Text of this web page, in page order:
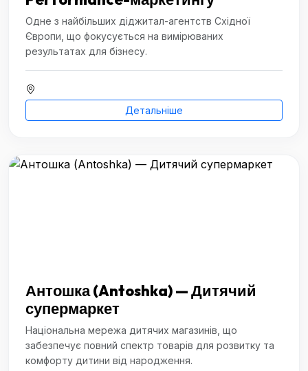
Одне з найбільших діджитал-агентств Східної
Європи, що фокусується на вимірюваних
результатах для бізнесу.
Детальніше
Антошка (Antoshka) — Дитячий
супермаркет
Національна мережа дитячих магазинів, що
забезпечує повний спектр товарів для розвитку та
комфорту дитини від народження.